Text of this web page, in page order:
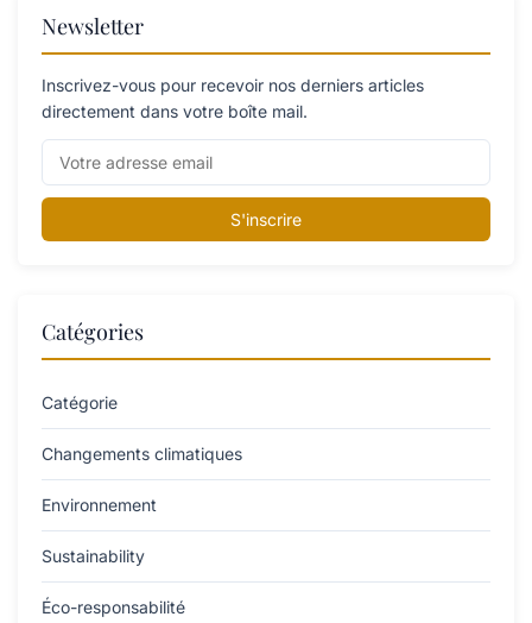
Newsletter
Inscrivez-vous pour recevoir nos derniers articles
directement dans votre boîte mail.
S'inscrire
Catégories
Catégorie
Changements climatiques
Environnement
Sustainability
Éco-responsabilité